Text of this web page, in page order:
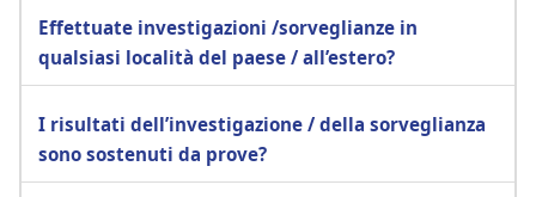
Effettuate investigazioni /sorveglianze in
qualsiasi località del paese / all’estero?
I risultati dell’investigazione / della sorveglianza
sono sostenuti da prove?